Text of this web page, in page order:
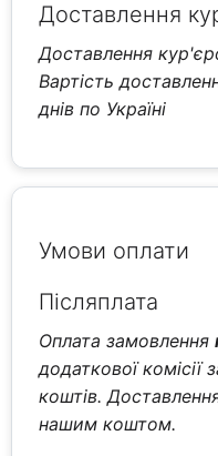
Доставлення
Доставлення
Вартість
днів по Україні
Умови оплати
Післяплата
Оплата замовлення
додаткової комісії
коштів.
нашим коштом.